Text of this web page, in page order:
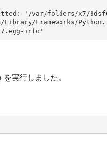
'/var/folders/x7/
Frameworks/
info'
実行しました。